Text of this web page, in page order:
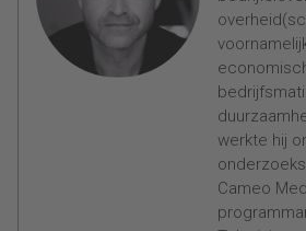
werkte hij
Cameo